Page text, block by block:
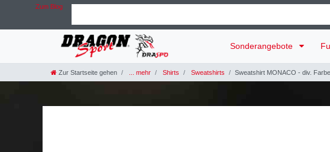
Zum Blog
Sonderangebote
Zur Startseite gehen ... mehr Shirts Sweatshirts Sweatshirt MONACO - div.